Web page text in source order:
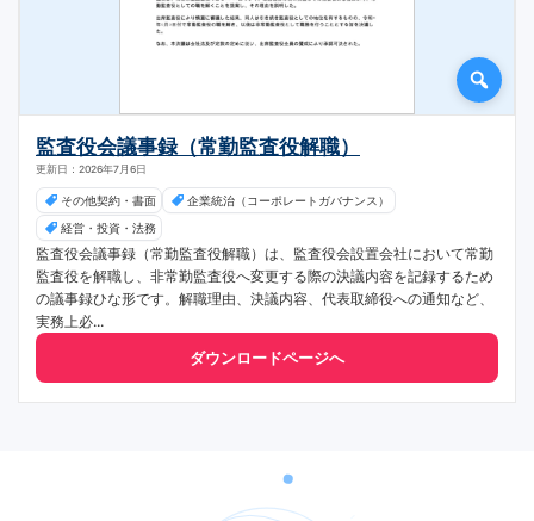
監査役会議事録（常勤監査役解職）
更新日：2026年7月6日
その他契約・書面
企業統治（コーポレートガバナンス）
経営・投資・法務
監査役会議事録（常勤監査役解職）は、監査役会設置会社において常勤
監査役を解職し、非常勤監査役へ変更する際の決議内容を記録するため
の議事録ひな形です。解職理由、決議内容、代表取締役への通知など、
実務上必...
ダウンロードページへ